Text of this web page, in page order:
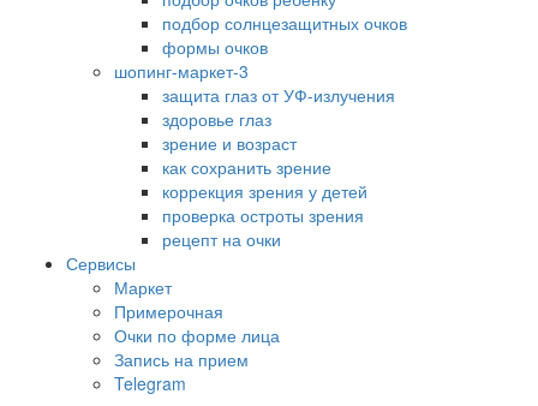
подбор солнцезащитных очков
формы очков
шопинг-маркет-3
защита глаз от УФ-излучения
здоровье глаз
зрение и возраст
как сохранить зрение
коррекция зрения у детей
проверка остроты зрения
рецепт на очки
Сервисы
Маркет
Примерочная
Очки по форме лица
Запись на прием
Telegram